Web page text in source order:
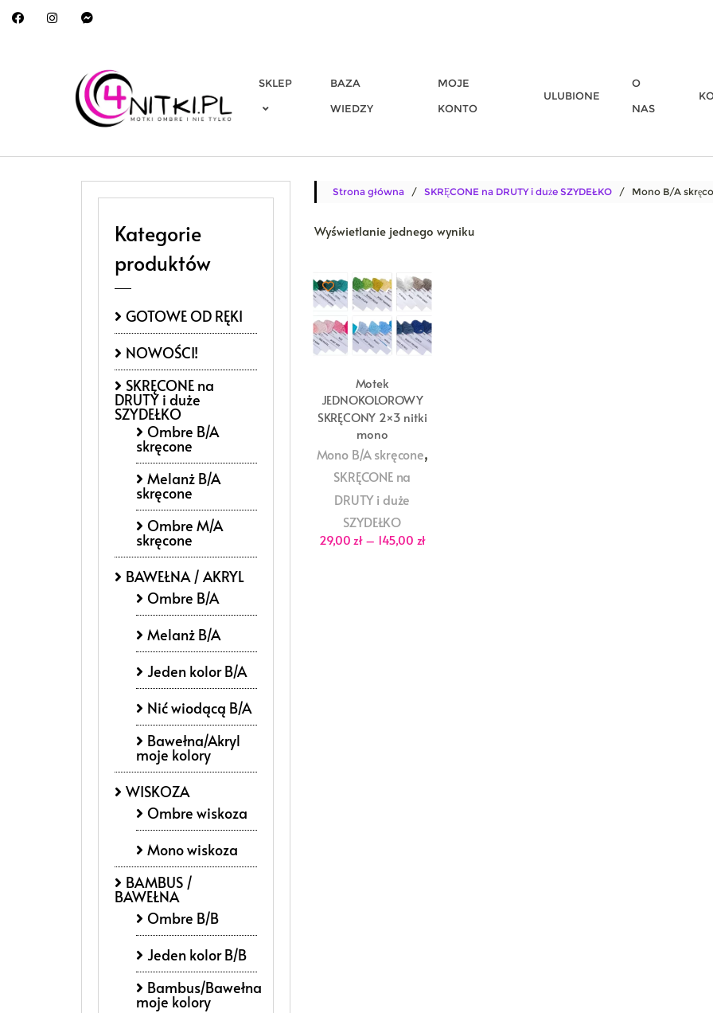
SKLEP
BAZA
WIEDZY
MOJE
KONTO
ULUBIONE
O
NAS
Strona główna/ SKRĘCONE na DRUTY i duże SZYDEŁKO/ Mono B/A
Wyświetlanie jednego wyniku
Motek
JEDNOKOLOROWY
SKRĘCONY 2×3 nitki
mono
Mono B/A skręcone,
SKRĘCONE na
DRUTY i duże
SZYDEŁKO
29,00 zł – 145,00 złZakres
cen:
Kategorie
produktów
GOTOWE OD RĘKI
NOWOŚCI!
SKRĘCONE na
DRUTY i duże
SZYDEŁKO
Ombre B/A
skręcone
Melanż B/A
skręcone
Ombre M/A
skręcone
BAWEŁNA / AKRYL
Ombre B/A
Melanż B/A
Jeden kolor B/A
Nić wiodącą B/A
Bawełna/Akryl
moje kolory
WISKOZA
Ombre wiskoza
Mono wiskoza
BAMBUS /
BAWEŁNA
Ombre B/B
Jeden kolor B/B
Bambus/Bawełna
moje kolory